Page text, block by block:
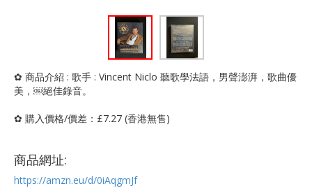
✿ 商品介紹 : 歌手 : Vincent Niclo 聽歌學法語，男聲澎湃，歌曲優
美，￼絕佳錄音。
✿ 購入價格/價差：£7.27 (香港無售)
商品網址:
https://amzn.eu/d/0iAqgmJf